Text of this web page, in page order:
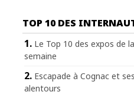
TOP 10 DES
Le Top 10 des expos de la
semaine
Escapade à Cognac et ses
alentours